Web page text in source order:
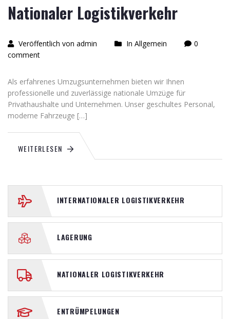
Nationaler Logistikverkehr
Veröffentlich von admin In Allgemein
0
comment
Als erfahrenes Umzugsunternehmen bieten wir Ihnen
professionelle und zuverlässige nationale Umzüge für
Privathaushalte und Unternehmen. Unser geschultes Personal,
moderne Fahrzeuge […]
WEITERLESEN
INTERNATIONALER LOGISTIKVERKEHR
LAGERUNG
NATIONALER LOGISTIKVERKEHR
ENTRÜMPELUNGEN